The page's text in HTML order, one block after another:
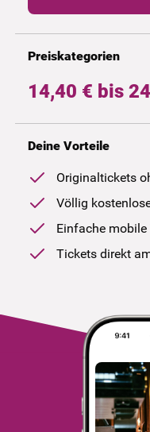
Preiskategorien
14,40 € bis
Deine Vorteile
Originaltickets
Völlig
Einfache
Tickets direkt